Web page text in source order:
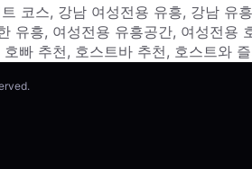
코스, 강남 여성전용 유흥, 강남 유
유흥, 여성전용 유흥공간, 여성전용
호빠 추천, 호스트바 추천, 호스트와